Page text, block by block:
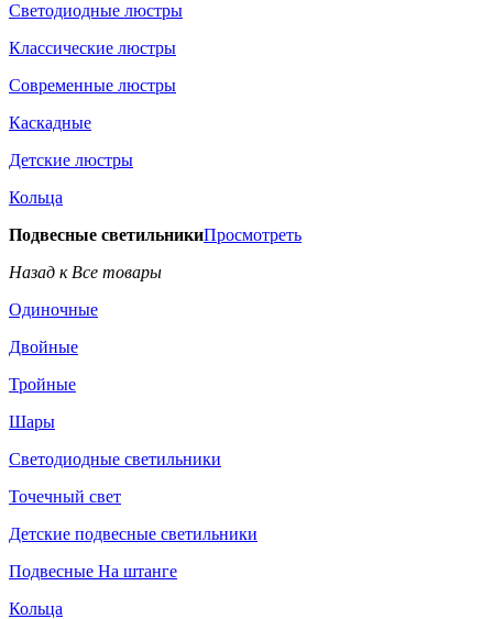
Светодиодные люстры
Классические люстры
Современные люстры
Каскадные
Детские люстры
Кольца
Подвесные светильникиПросмотреть
Назад к Все товары
Одиночные
Двойные
Тройные
Шары
Светодиодные светильники
Точечный свет
Детские подвесные светильники
Подвесные На штанге
Кольца